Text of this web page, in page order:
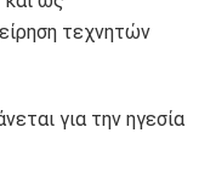
τεχνητών
για την ηγεσία